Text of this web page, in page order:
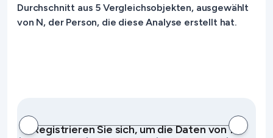
Durchschnitt aus 5 Vergleichsobjekten, ausgewählt
von N, der Person, die diese Analyse erstellt hat.
Registrieren Sie sich, um die Daten von 10